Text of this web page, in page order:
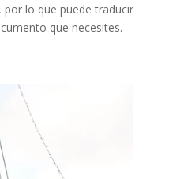
por lo que puede traducir
que necesites.